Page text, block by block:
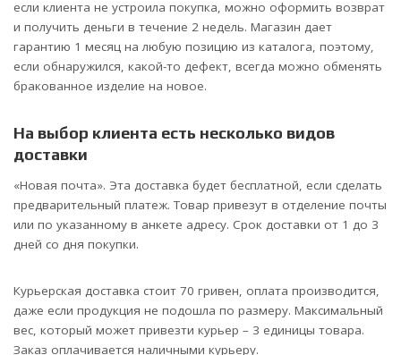
если клиента не устроила покупка, можно оформить возврат
и получить деньги в течение 2 недель. Магазин дает
гарантию 1 месяц на любую позицию из каталога, поэтому,
если обнаружился, какой-то дефект, всегда можно обменять
бракованное изделие на новое.
На выбор клиента есть несколько видов
доставки
«Новая почта». Эта доставка будет бесплатной, если сделать
предварительный платеж. Товар привезут в отделение почты
или по указанному в анкете адресу. Срок доставки от 1 до 3
дней со дня покупки.
Курьерская доставка стоит 70 гривен, оплата производится,
даже если продукция не подошла по размеру. Максимальный
вес, который может привезти курьер – 3 единицы товара.
Заказ оплачивается наличными курьеру.